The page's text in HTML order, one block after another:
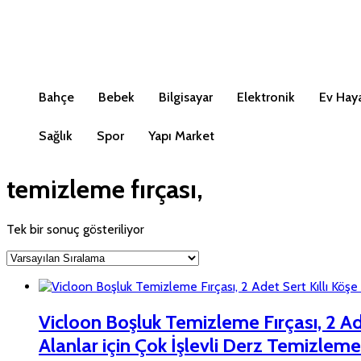
Bahçe Bebek Bilgisayar Elektronik Ev
Sağlık Spor Yapı Market
temizleme fırçası,
Tek bir sonuç gösteriliyor
Vicloon Boşluk Temizleme Fırçası, 2
Alanlar için Çok İşlevli Derz Temizleme